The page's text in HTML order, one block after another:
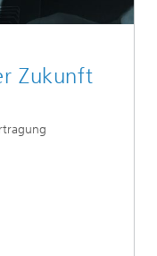
Zukunft